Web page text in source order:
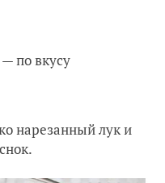
по вкусу
нарезанный лук и